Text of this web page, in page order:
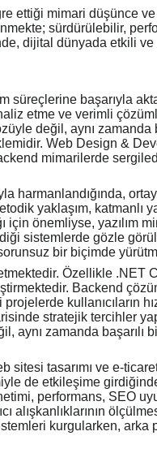
ettiği mimari düşünce ve
sürdürülebilir,
dijital dünyada etkili
süreçlerine başarıyla
etme ve verimli
değil, aynı
Web Design &
mimarilerde
harmanlandığında,
yaklaşım, katmanlı
için önemliyse, yazılım
sistemlerde gözle
bir biçimde
Özellikle .NET
Backend
kullanıcıların
stratejik tercihler
aynı zamanda
sitesi tasarımı ve e-
de etkileşime
performans, SEO
alışkanlıklarının
kurgularken, arka